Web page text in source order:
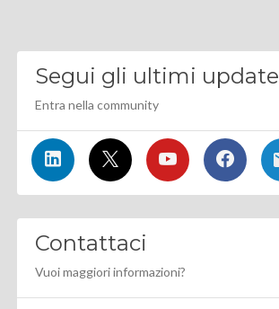
Segui gli ultimi update
Entra nella community
Contattaci
Vuoi maggiori informazioni?